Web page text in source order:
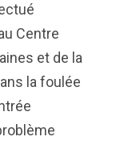
Centre
et de la
la foulée